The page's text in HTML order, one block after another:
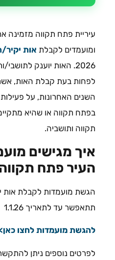
עיריית פתח תקווה מזמינה
ומועמדים לקבלת אות
לפחות בעת קבלת האות,
השנים האחרונות, על
בפתח תקווה או שהיא
תקווה ותושביה.
איך מגישים
העיר פתח
הגשת מועמדות לקבלת אות
תתאפשר עד לתאריך 1.1.26
להגשת מועמדות לחצו
לפרטים נוספים ניתן להתקשר: 03-